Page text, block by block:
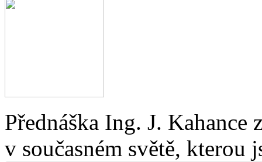
Přednáška Ing. J.
v současném světě, kterou